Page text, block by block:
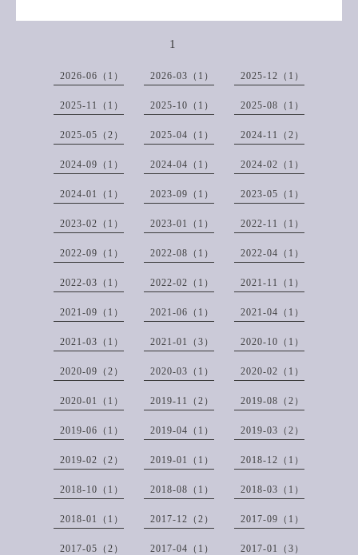
1
2026-06（1） 2026-03（1） 2025-12（1）
2025-11（1） 2025-10（1） 2025-08（1）
2025-05（2） 2025-04（1） 2024-11（2）
2024-09（1） 2024-04（1） 2024-02（1）
2024-01（1） 2023-09（1） 2023-05（1）
2023-02（1） 2023-01（1） 2022-11（1）
2022-09（1） 2022-08（1） 2022-04（1）
2022-03（1） 2022-02（1） 2021-11（1）
2021-09（1） 2021-06（1） 2021-04（1）
2021-03（1） 2021-01（3） 2020-10（1）
2020-09（2） 2020-03（1） 2020-02（1）
2020-01（1） 2019-11（2） 2019-08（2）
2019-06（1） 2019-04（1） 2019-03（2）
2019-02（2） 2019-01（1） 2018-12（1）
2018-10（1） 2018-08（1） 2018-03（1）
2018-01（1） 2017-12（2） 2017-09（1）
2017-05（2） 2017-04（1） 2017-01（3）